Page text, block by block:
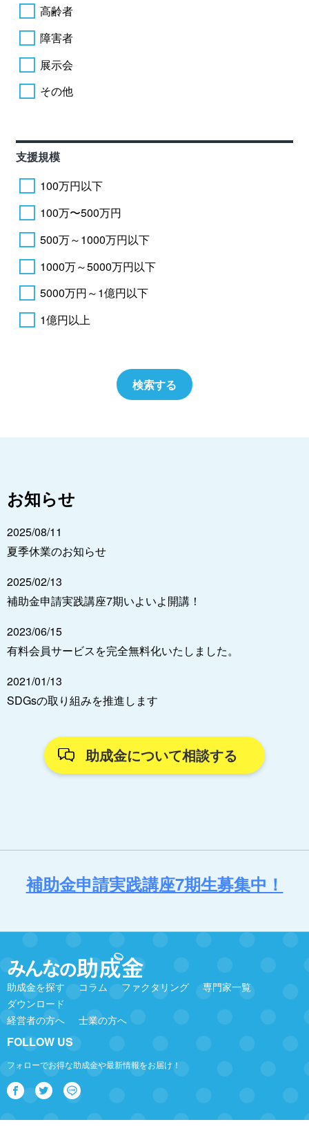
高齢者
障害者
展示会
その他
支援規模
100万円以下
100万〜500万円
500万～1000万円以下
1000万～5000万円以下
5000万円～1億円以下
1億円以上
お知らせ
2025/08/11
夏季休業のお知らせ
2025/02/13
補助金申請実践講座7期いよいよ開講！
2023/06/15
有料会員サービスを完全無料化いたしました。
2021/01/13
SDGsの取り組みを推進します
助成金について相談する
補助金申請実践講座7期生募集中！
助成金を探す コラム ファクタリング
専門家一覧
ダウンロード
経営者の方へ
士業の方へ
FOLLOW US
フォローでお得な助成金や最新情報をお届け！